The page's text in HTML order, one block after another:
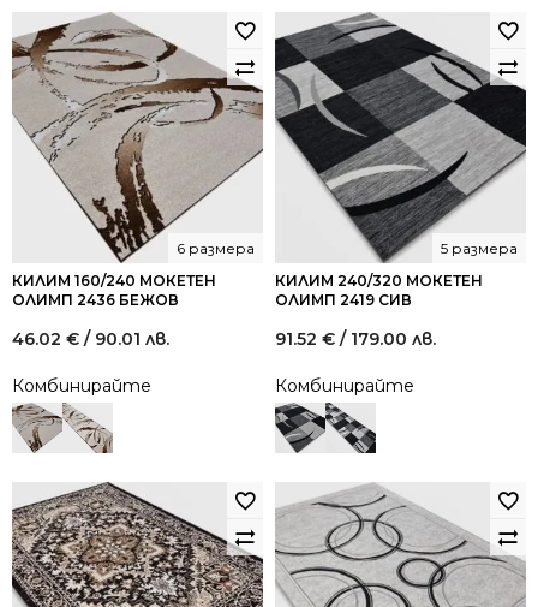
КИЛИМ 160/240 МОКЕТЕН
ОЛИМП 2436 БЕЖОВ
6 размера
46.02 € / 90.01 лв.
Комбинирайте
КИЛИМ 240/320 МОКЕТЕН
ОЛИМП 2419 СИВ
5 размера
91.52 € / 179.00 лв.
Комбинирайте